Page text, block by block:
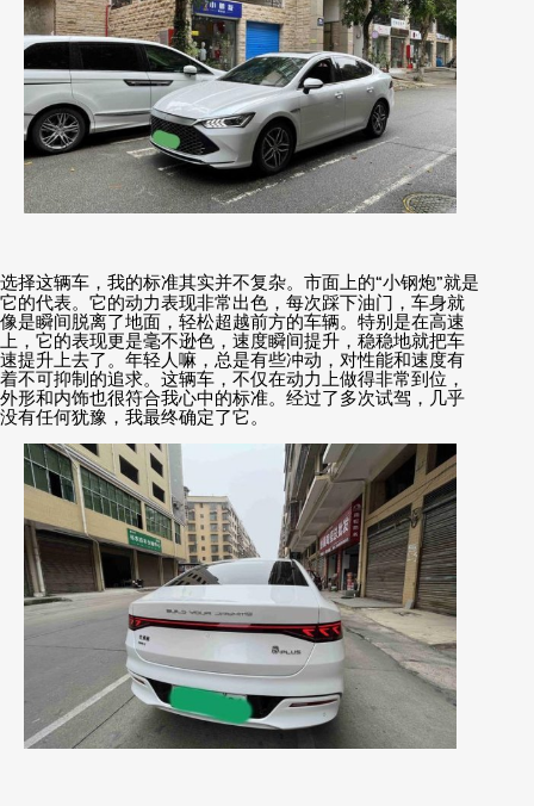
选择这辆车，我的标准其实并不复杂。市面上的“小钢炮”就是
它的代表。它的动力表现非常出色，每次踩下油门，车身就
像是瞬间脱离了地面，轻松超越前方的车辆。特别是在高速
上，它的表现更是毫不逊色，速度瞬间提升，稳稳地就把车
速提升上去了。年轻人嘛，总是有些冲动，对性能和速度有
着不可抑制的追求。这辆车，不仅在动力上做得非常到位，
外形和内饰也很符合我心中的标准。经过了多次试驾，几乎
没有任何犹豫，我最终确定了它。